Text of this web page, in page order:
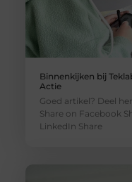
Binnenkijken bij
Actie
Goed artikel? Deel
Share on Facebook
LinkedIn Share